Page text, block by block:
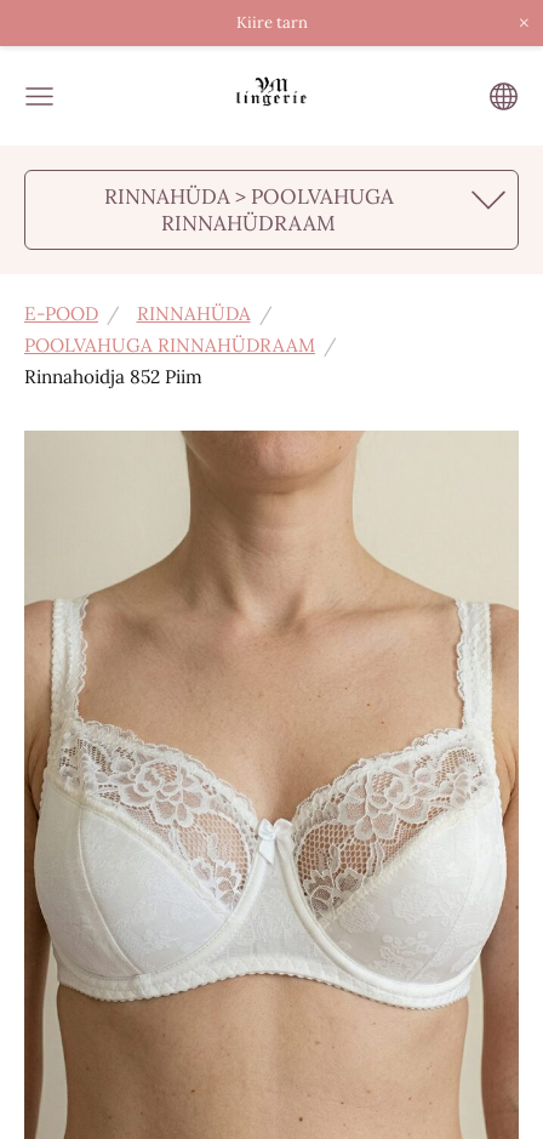
Kiire tarn ×
RINNAHÜDA > POOLVAHUGA
RINNAHÜDRAAM
E-POOD
RINNAHÜDA
POOLVAHUGA RINNAHÜDRAAM
Rinnahoidja 852 Piim